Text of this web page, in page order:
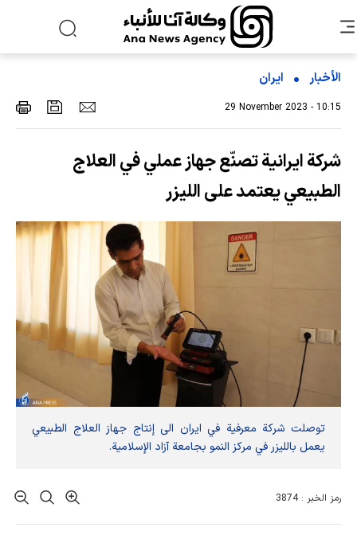
الأخبار ایران
29 November 2023 - 10:15
شركة ايرانية تصنّع جهاز عملي في العلاج
الطبيعي يعتمد على الليزر
توصلت شركة معرفية في ايران الى إنتاج جهاز العلاج الطبيعي
يعمل بالليزر في مركز النمو بجامعة آزاد الإسلامية.
رمز الخبر : 3874